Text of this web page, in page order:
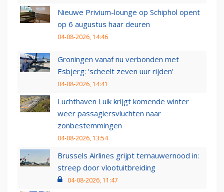
Nieuwe Privium-lounge op Schiphol opent
op 6 augustus haar deuren
04-08-2026, 14:46
Groningen vanaf nu verbonden met
Esbjerg: 'scheelt zeven uur rijden'
04-08-2026, 14:41
Luchthaven Luik krijgt komende winter
weer passagiersvluchten naar
zonbestemmingen
04-08-2026, 13:54
Brussels Airlines grijpt ternauwernood in:
streep door vlootuitbreiding
04-08-2026, 11:47